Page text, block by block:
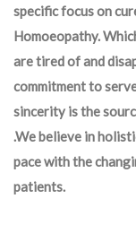
specific focus on
Homoeopathy.
are tired of and
commitment to
sincerity is the
.We believe in
pace with the
patients.